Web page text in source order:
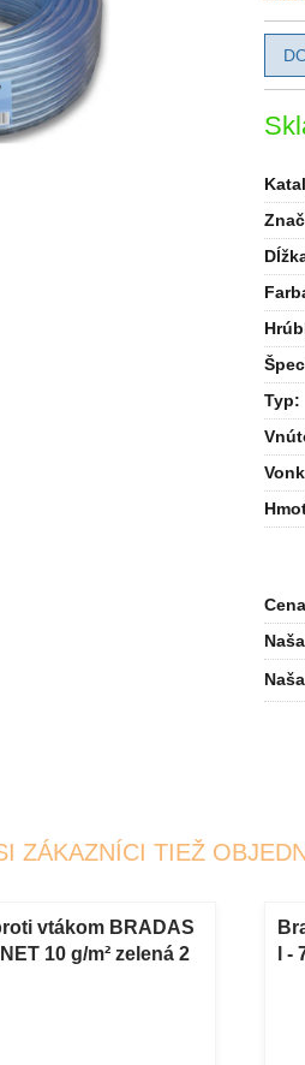
Typ:
ZÁKAZNÍCI TIEŽ
vtákom BRADAS
10 g/m² zelená 2
l